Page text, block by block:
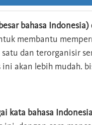
bahasa
membantu
dan terorganisir
ini akan lebih mudah.
kata bahasa Indonesia